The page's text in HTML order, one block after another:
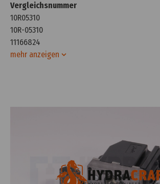
Vergleichsnummer
10R05310
10R-05310
11166824
mehr anzeigen